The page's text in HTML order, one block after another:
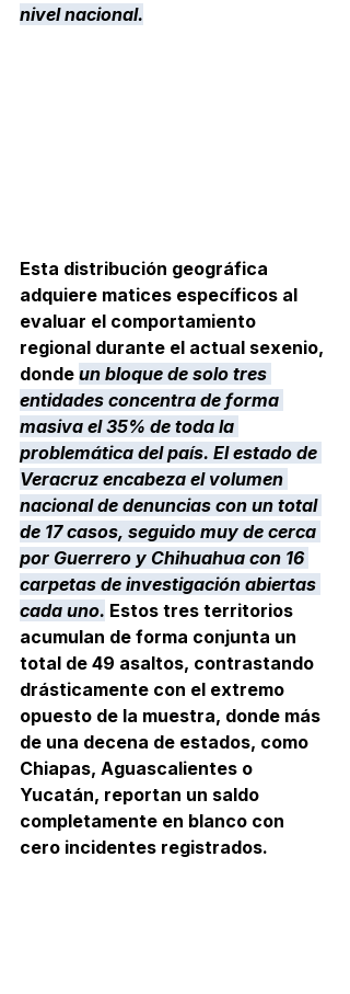
nivel nacional.
Esta distribución geográfica
adquiere matices específicos al
evaluar el comportamiento
regional durante el actual sexenio,
donde un bloque de solo tres
entidades concentra de forma
masiva el 35% de toda la
problemática del país. El estado de
Veracruz encabeza el volumen
nacional de denuncias con un total
de 17 casos, seguido muy de cerca
por Guerrero y Chihuahua con 16
carpetas de investigación abiertas
cada uno. Estos tres territorios
acumulan de forma conjunta un
total de 49 asaltos, contrastando
drásticamente con el extremo
opuesto de la muestra, donde más
de una decena de estados, como
Chiapas, Aguascalientes o
Yucatán, reportan un saldo
completamente en blanco con
cero incidentes registrados.